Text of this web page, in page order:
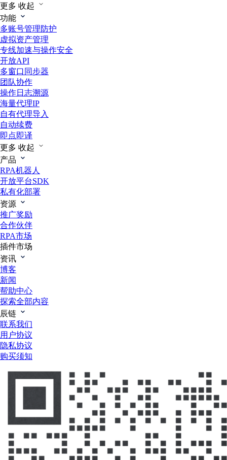
更多 收起
功能
多账号管理防护
虚拟资产管理
专线加速与操作安全
开放API
多窗口同步器
团队协作
操作日志溯源
海量代理IP
自有代理导入
自动续费
即点即译
更多 收起
产品
RPA机器人
开放平台SDK
私有化部署
资源
推广奖励
合作伙伴
RPA市场
插件市场
资讯
博客
新闻
帮助中心
探索全部内容
辰链
联系我们
用户协议
隐私协议
购买须知